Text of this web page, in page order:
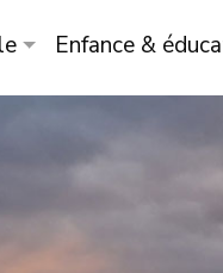
Enfance &